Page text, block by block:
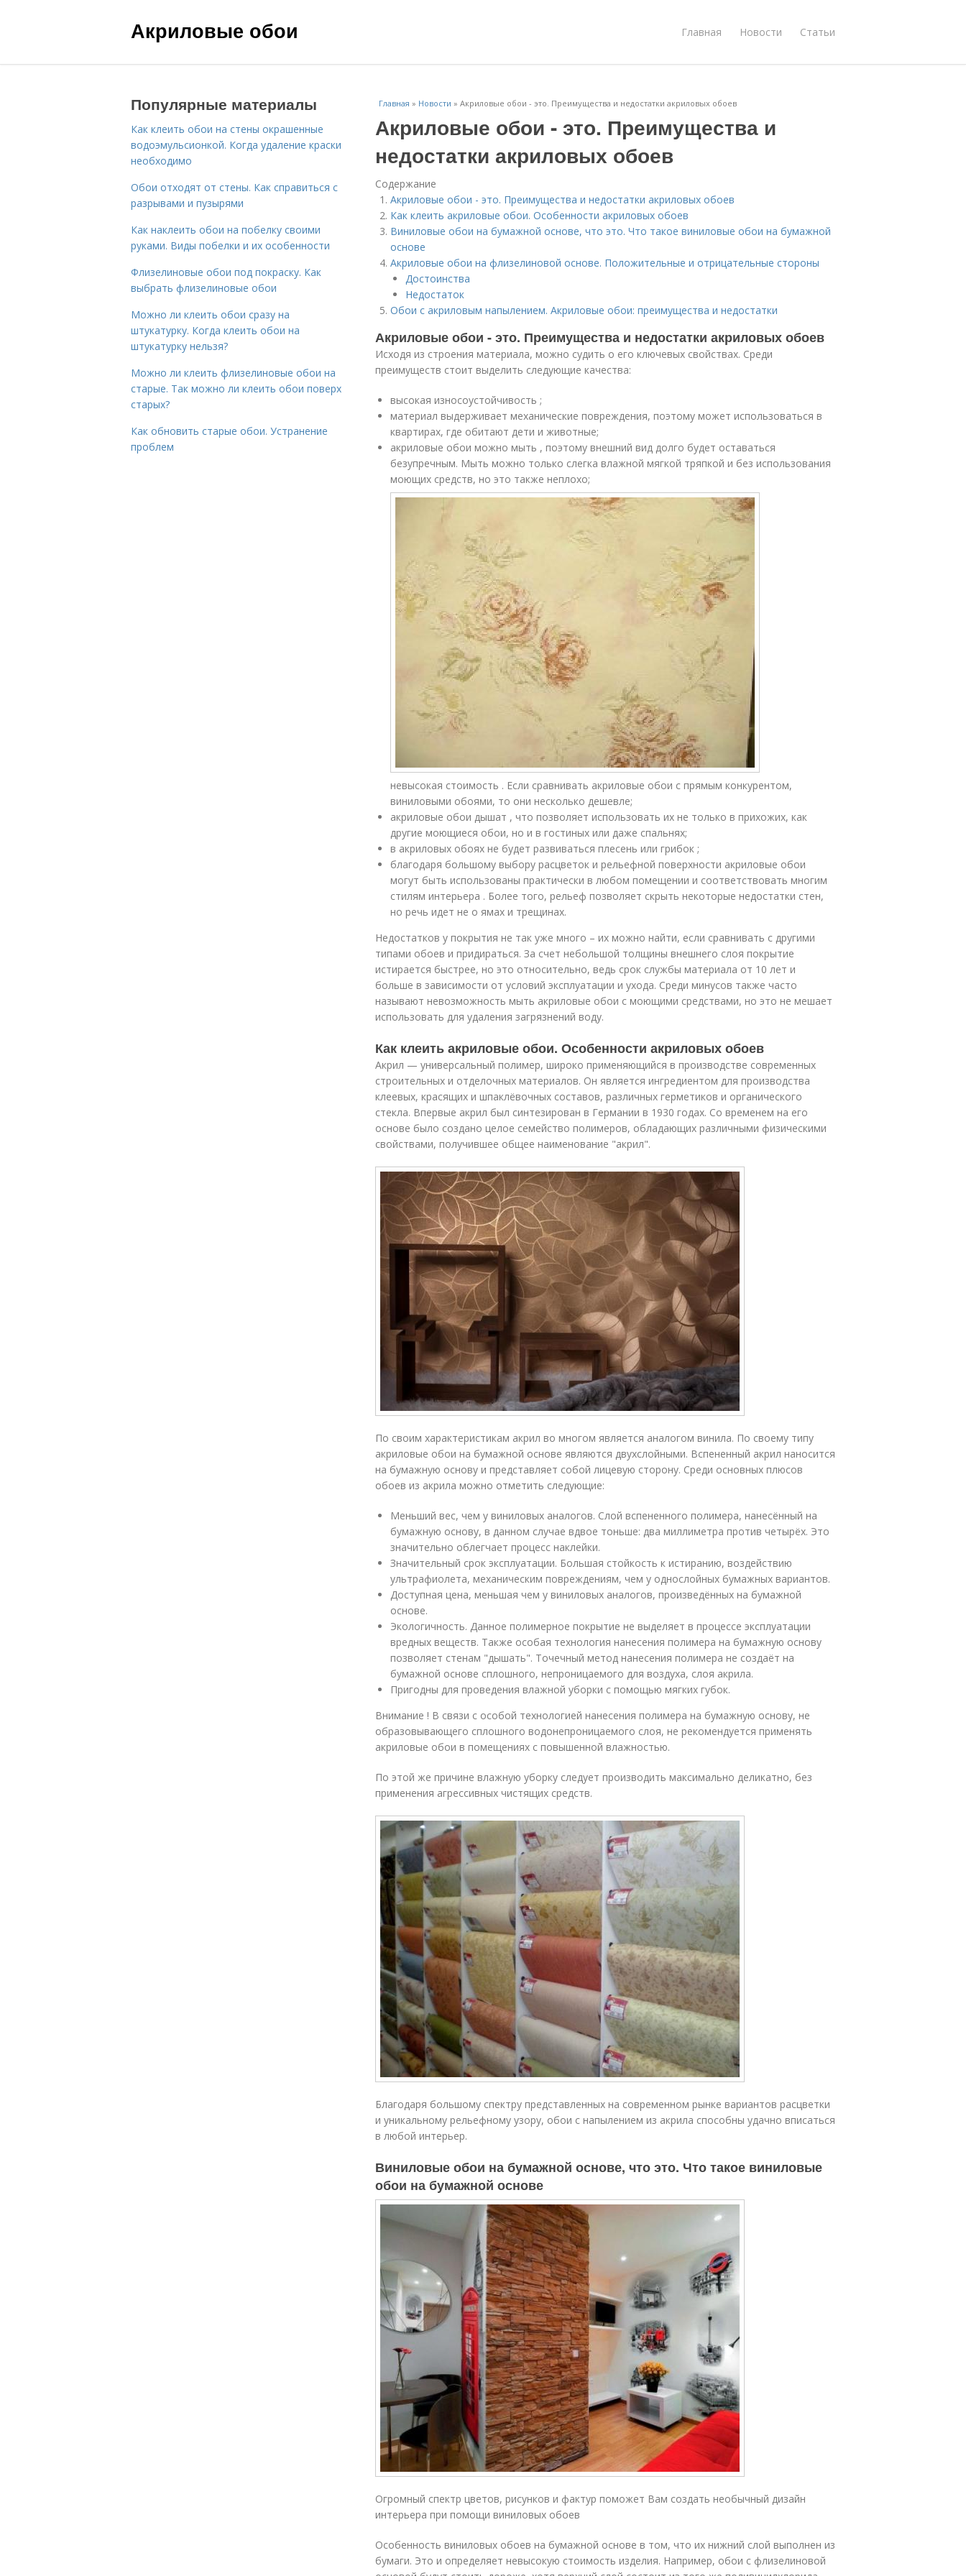
Акриловые обои Главная Новости Статьи
Главная » Новости » Акриловые обои - это. Преимущества и недостатки акриловых обоев
Акриловые обои - это. Преимущества и
недостатки акриловых обоев
Содержание
Акриловые обои - это. Преимущества и недостатки акриловых обоев
Как клеить акриловые обои. Особенности акриловых обоев
Виниловые обои на бумажной основе, что это. Что такое виниловые обои на бумажной
основе
Акриловые обои на флизелиновой основе. Положительные и отрицательные стороны
Достоинства
Недостаток
Обои с акриловым напылением. Акриловые обои: преимущества и недостатки
Акриловые обои - это. Преимущества и недостатки акриловых обоев
Исходя из строения материала, можно судить о его ключевых свойствах. Среди
преимуществ стоит выделить следующие качества:
высокая износоустойчивость ;
материал выдерживает механические повреждения, поэтому может использоваться в
квартирах, где обитают дети и животные;
акриловые обои можно мыть , поэтому внешний вид долго будет оставаться
безупречным. Мыть можно только слегка влажной мягкой тряпкой и без использования
моющих средств, но это также неплохо;
невысокая стоимость . Если сравнивать акриловые обои с прямым конкурентом,
виниловыми обоями, то они несколько дешевле;
акриловые обои дышат , что позволяет использовать их не только в прихожих, как
другие моющиеся обои, но и в гостиных или даже спальнях;
в акриловых обоях не будет развиваться плесень или грибок ;
благодаря большому выбору расцветок и рельефной поверхности акриловые обои
могут быть использованы практически в любом помещении и соответствовать многим
стилям интерьера . Более того, рельеф позволяет скрыть некоторые недостатки стен,
но речь идет не о ямах и трещинах.
Недостатков у покрытия не так уже много – их можно найти, если сравнивать с другими
типами обоев и придираться. За счет небольшой толщины внешнего слоя покрытие
истирается быстрее, но это относительно, ведь срок службы материала от 10 лет и
больше в зависимости от условий эксплуатации и ухода. Среди минусов также часто
называют невозможность мыть акриловые обои с моющими средствами, но это не мешает
использовать для удаления загрязнений воду.
Как клеить акриловые обои. Особенности акриловых обоев
Акрил — универсальный полимер, широко применяющийся в производстве современных
строительных и отделочных материалов. Он является ингредиентом для производства
клеевых, красящих и шпаклёвочных составов, различных герметиков и органического
стекла. Впервые акрил был синтезирован в Германии в 1930 годах. Со временем на его
основе было создано целое семейство полимеров, обладающих различными физическими
свойствами, получившее общее наименование "акрил".
По своим характеристикам акрил во многом является аналогом винила. По своему типу
акриловые обои на бумажной основе являются двухслойными. Вспененный акрил наносится
на бумажную основу и представляет собой лицевую сторону. Среди основных плюсов
обоев из акрила можно отметить следующие:
Меньший вес, чем у виниловых аналогов. Слой вспененного полимера, нанесённый на
бумажную основу, в данном случае вдвое тоньше: два миллиметра против четырёх. Это
значительно облегчает процесс наклейки.
Значительный срок эксплуатации. Большая стойкость к истиранию, воздействию
ультрафиолета, механическим повреждениям, чем у однослойных бумажных вариантов.
Доступная цена, меньшая чем у виниловых аналогов, произведённых на бумажной
основе.
Экологичность. Данное полимерное покрытие не выделяет в процессе эксплуатации
вредных веществ. Также особая технология нанесения полимера на бумажную основу
позволяет стенам "дышать". Точечный метод нанесения полимера не создаёт на
бумажной основе сплошного, непроницаемого для воздуха, слоя акрила.
Пригодны для проведения влажной уборки с помощью мягких губок.
Внимание ! В связи с особой технологией нанесения полимера на бумажную основу, не
образовывающего сплошного водонепроницаемого слоя, не рекомендуется применять
акриловые обои в помещениях с повышенной влажностью.
По этой же причине влажную уборку следует производить максимально деликатно, без
применения агрессивных чистящих средств.
Благодаря большому спектру представленных на современном рынке вариантов расцветки
и уникальному рельефному узору, обои с напылением из акрила способны удачно вписаться
в любой интерьер.
Виниловые обои на бумажной основе, что это. Что такое виниловые
обои на бумажной основе
Огромный спектр цветов, рисунков и фактур поможет Вам создать необычный дизайн
интерьера при помощи виниловых обоев
Особенность виниловых обоев на бумажной основе в том, что их нижний слой выполнен из
бумаги. Это и определяет невысокую стоимость изделия. Например, обои с флизелиновой
Популярные материалы
Как клеить обои на стены окрашенные
водоэмульсионкой. Когда удаление краски
необходимо
Обои отходят от стены. Как справиться с
разрывами и пузырями
Как наклеить обои на побелку своими
руками. Виды побелки и их особенности
Флизелиновые обои под покраску. Как
выбрать флизелиновые обои
Можно ли клеить обои сразу на
штукатурку. Когда клеить обои на
штукатурку нельзя?
Можно ли клеить флизелиновые обои на
старые. Так можно ли клеить обои поверх
старых?
Как обновить старые обои. Устранение
проблем